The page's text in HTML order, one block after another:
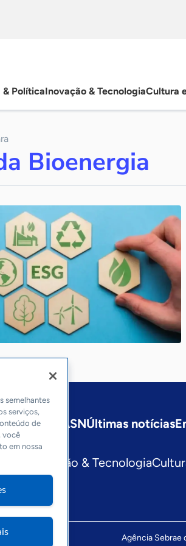
& PolíticaInovação & TecnologiaCultura
Bioenergia
Sobre a ASNÚltimas notícias
Inovação & Tecnologia
Agência Sebrae
semelhantes
serviços,
de
você
em nossa